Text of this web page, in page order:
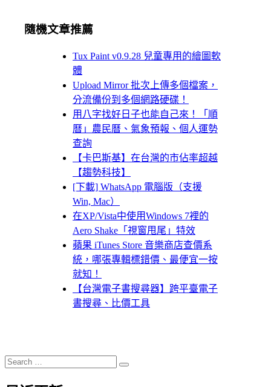
隨機文章推薦
Tux Paint v0.9.28 兒童專用的繪圖軟
體
Upload Mirror 批次上傳多個檔案，
分流備份到多個網路硬碟！
用八字找好日子也能自己來！「順
曆」農民曆、氣象預報、個人運勢
查詢
【卡巴斯基】在台灣的市佔率超越
【趨勢科技】
[下載] WhatsApp 電腦版（支援
Win, Mac）
在XP/Vista中使用Windows 7裡的
Aero Shake「視窗甩尾」特效
蘋果 iTunes Store 音樂商店查價系
統，哪張專輯標錯價、最便宜一按
就知！
【台灣電子書搜尋器】跨平臺電子
書搜尋、比價工具
Search
for:
Search